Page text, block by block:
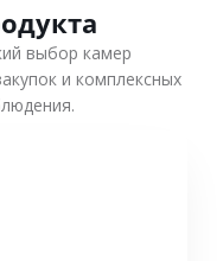
выбор камер
и комплексных